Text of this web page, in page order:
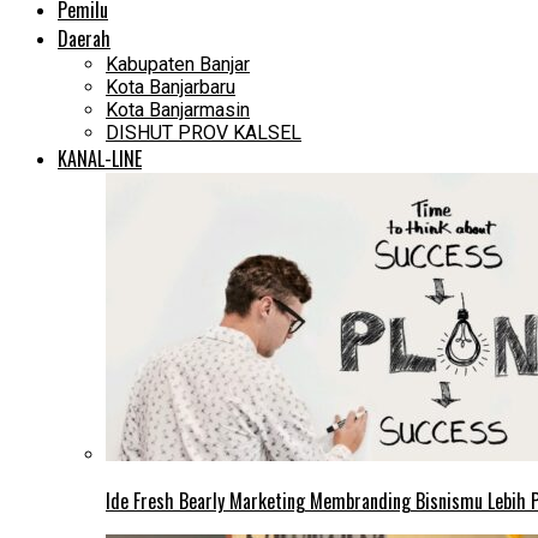
Pemilu
Daerah
Kabupaten Banjar
Kota Banjarbaru
Kota Banjarmasin
DISHUT PROV KALSEL
KANAL-LINE
Ide Fresh Bearly Marketing Membranding Bisnismu Lebih